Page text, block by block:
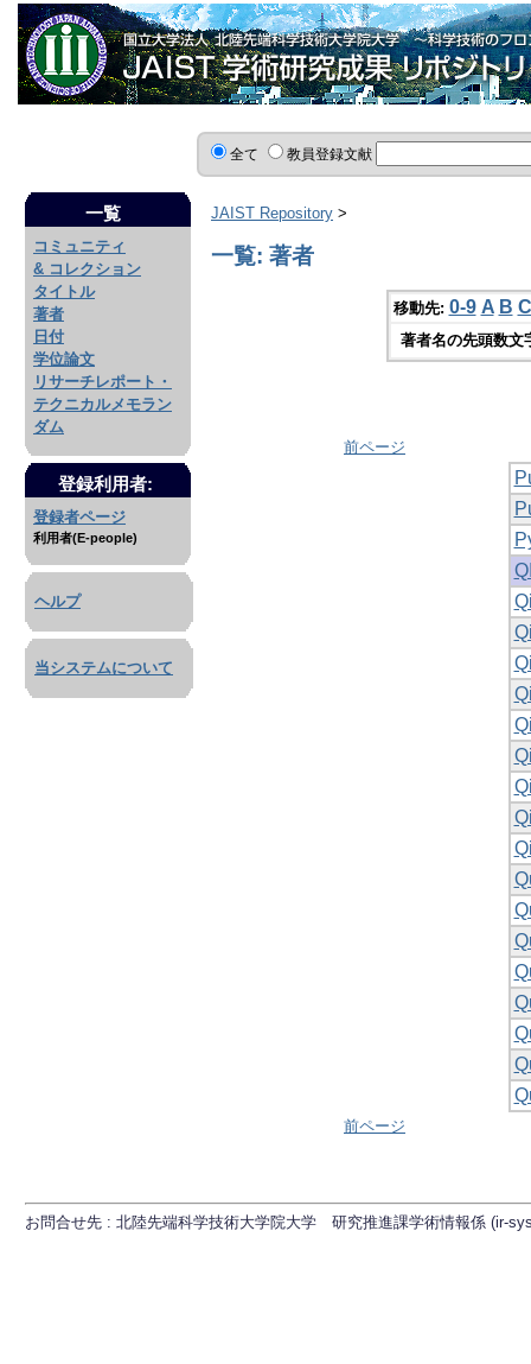
全て 教員登録文献
一覧
コミュニティ
& コレクション
タイトル
著者
日付
学位論文
リサーチレポート・
テクニカルメモラン
ダム
登録利用者:
登録者ページ
利用者(E-people)
ヘルプ
当システムについて
JAIST Repository >
一覧: 著者
移動先: 0-9 A B C
著者名の先頭数
前ページ
前ページ
お問合せ先 : 北陸先端科学技術大学院大学 研究推進課学術情報係 (ir-